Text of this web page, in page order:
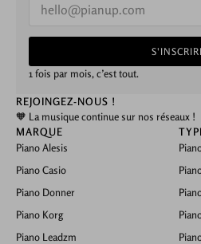
*
1 fois par mois, c’est tout.
REJOINGEZ-NOUS !
🧡 La musique continue sur nos réseaux !
MARQUE
Piano Alesis
Piano Casio
Piano Donner
Piano Korg
Piano Leadzm